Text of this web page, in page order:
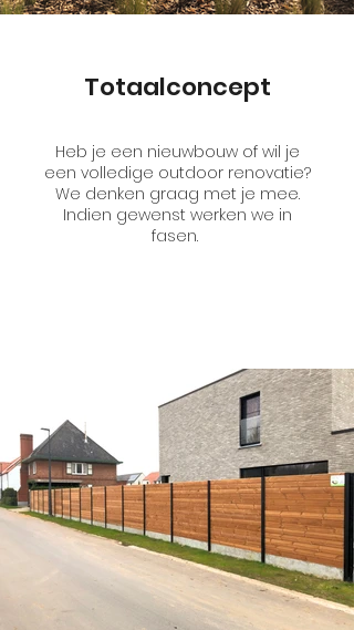
Totaalconcept
Heb je een nieuwbouw of wil je
een volledige outdoor renovatie?
We denken graag met je mee.
Indien gewenst werken we in
fasen.